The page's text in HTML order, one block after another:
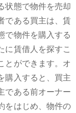
状態で物件を売却
である買主は、賃
で物件を購入する
に賃借人を探すこ
とができます。オ
購入すると、買主
である前オーナー
をはじめ、物件の